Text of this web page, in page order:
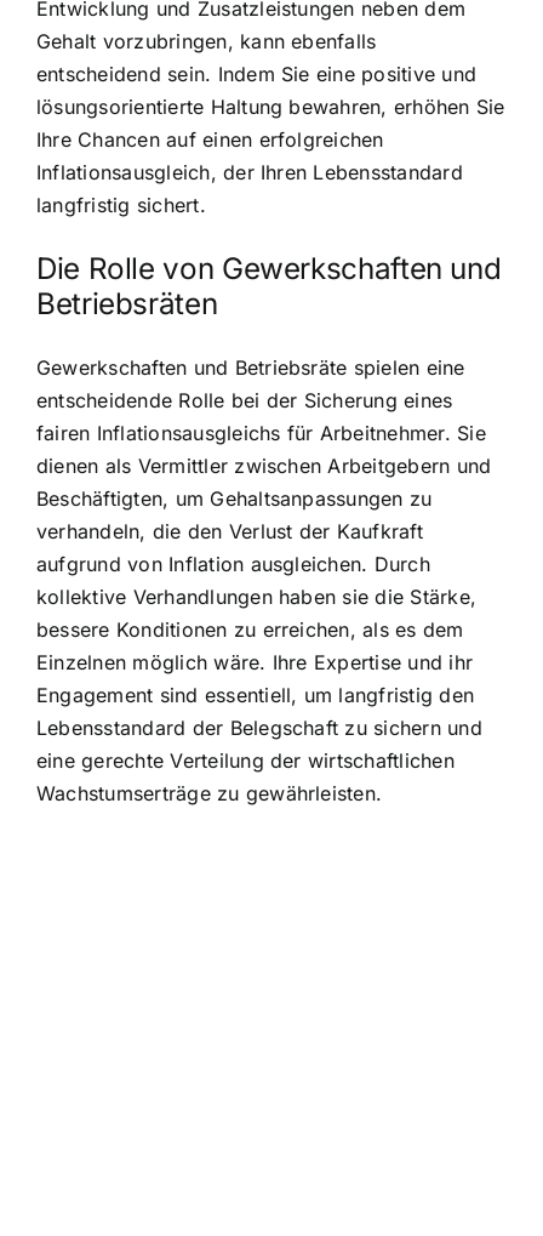
Entwicklung und Zusatzleistungen neben dem
Gehalt vorzubringen, kann ebenfalls
entscheidend sein. Indem Sie eine positive und
lösungsorientierte Haltung bewahren, erhöhen Sie
Ihre Chancen auf einen erfolgreichen
Inflationsausgleich, der Ihren Lebensstandard
langfristig sichert.
Die Rolle von Gewerkschaften und
Betriebsräten
Gewerkschaften und Betriebsräte spielen eine
entscheidende Rolle bei der Sicherung eines
fairen Inflationsausgleichs für Arbeitnehmer. Sie
dienen als Vermittler zwischen Arbeitgebern und
Beschäftigten, um Gehaltsanpassungen zu
verhandeln, die den Verlust der Kaufkraft
aufgrund von Inflation ausgleichen. Durch
kollektive Verhandlungen haben sie die Stärke,
bessere Konditionen zu erreichen, als es dem
Einzelnen möglich wäre. Ihre Expertise und ihr
Engagement sind essentiell, um langfristig den
Lebensstandard der Belegschaft zu sichern und
eine gerechte Verteilung der wirtschaftlichen
Wachstumserträge zu gewährleisten.